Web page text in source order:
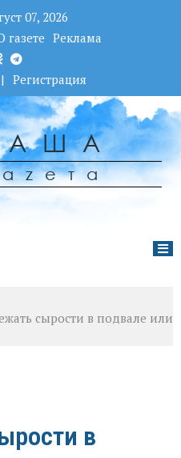
07, 2026
газете Реклама
| Регистрация
сырости в подвале или
в